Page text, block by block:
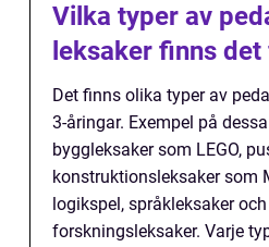
Vilka typer av
leksaker finns
Det finns olika typer av
3-åringar. Exempel på
byggleksaker som LEGO,
konstruktionsleksaker som
logikspel, språkleksaker
forskningsleksaker. Varje